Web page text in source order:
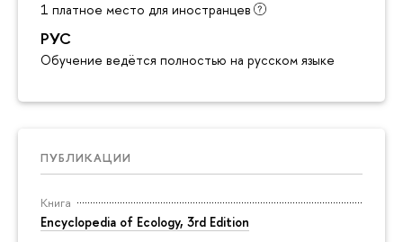
1 платное место для иностранцев
РУС
Обучение ведётся полностью на русском языке
ПУБЛИКАЦИИ
Книга
Encyclopedia of Ecology, 3rd Edition